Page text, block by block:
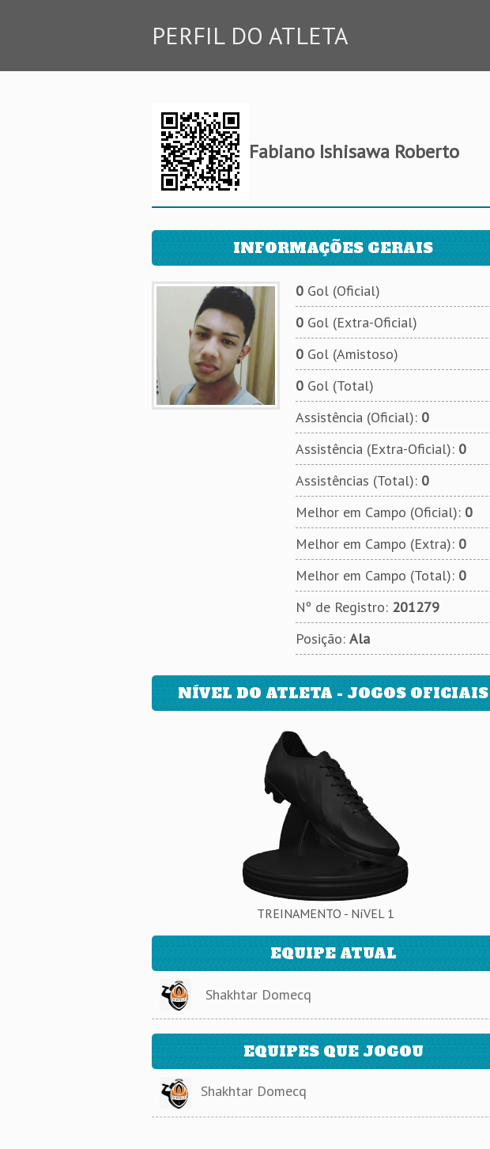
PERFIL DO ATLETA
Fabiano Ishisawa Roberto
INFORMAÇÕES GERAIS
0Gol (Oficial)
0Gol (Extra-Oficial)
0Gol (Amistoso)
0Gol (Total)
Assistência (Oficial): 0
Assistência (Extra-Oficial): 0
Assistências (Total): 0
Melhor em Campo (Oficial): 0
Melhor em Campo (Extra): 0
Melhor em Campo (Total): 0
Nº de Registro: 201279
Posição: Ala
NÍVEL DO ATLETA - JOGOS OFICIAIS
TREINAMENTO - NíVEL 1
EQUIPE ATUAL
Shakhtar Domecq
EQUIPES QUE JOGOU
Shakhtar Domecq